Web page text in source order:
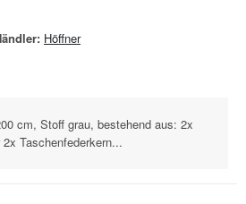
Höffner
cm, Stoff grau, bestehend aus: 2x
Taschenfederkern...